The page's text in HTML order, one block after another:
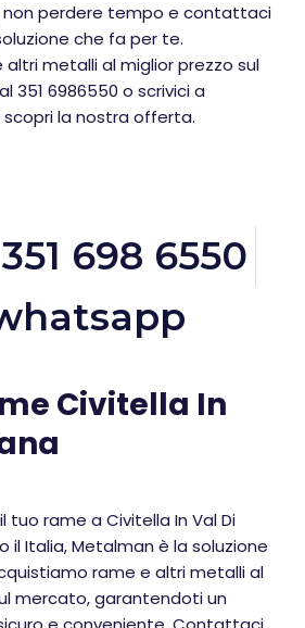
non perdere tempo e contattaci
che fa per te.
metalli al miglior prezzo sul
351 6986550 o scrivici a
la nostra offerta.
698 6550
Civitella In
tuo rame a Civitella In Val Di
il Italia, Metalman è la soluzione
rame e altri metalli al
mercato, garantendoti un